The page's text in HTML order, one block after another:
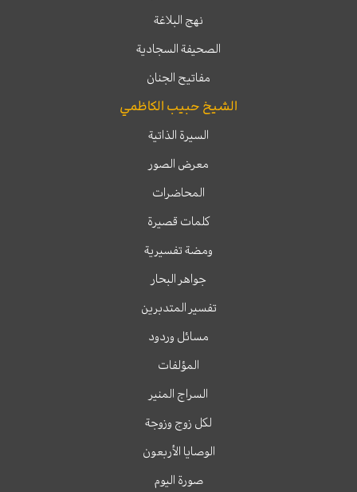
نهج البلاغة
الصحيفة السجادية
مفاتيح الجنان
الشيخ حبيب الكاظمي
السيرة الذاتية
معرض الصور
المحاضرات
كلمات قصيرة
ومضة تفسيرية
جواهر البحار
تفسير المتدبرين
مسائل وردود
المؤلفات
السراج المنير
لكل زوج وزوجة
الوصايا الأربعون
صورة اليوم